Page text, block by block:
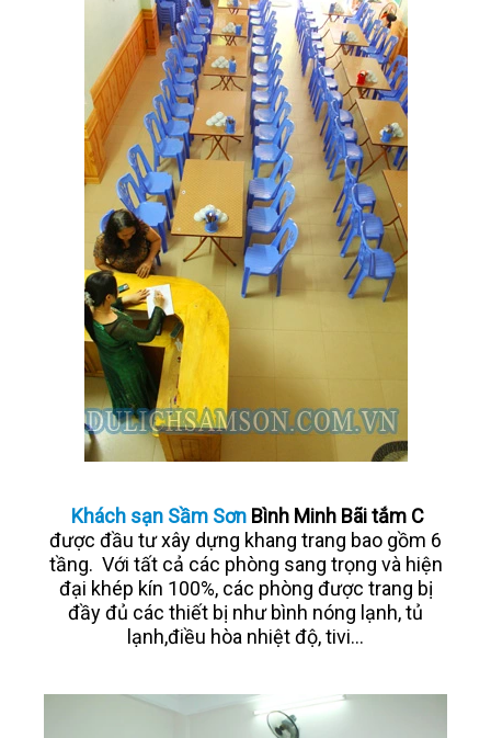
Khách sạn Sầm Sơn Bình Minh Bãi tắm C
được đầu tư xây dựng khang trang bao gồm 6
tầng. Với tất cả các phòng sang trọng và hiện
đại khép kín 100%, các phòng được trang bị
đầy đủ các thiết bị như bình nóng lạnh, tủ
lạnh,điều hòa nhiệt độ, tivi...